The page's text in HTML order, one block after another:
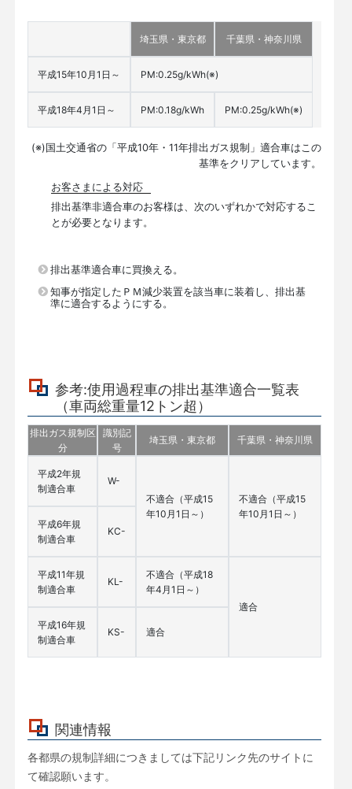
埼玉県・東京都 千葉県・神奈川県
平成15年10月1日～ PM:0.25g/kWh(※)
平成18年4月1日～ PM:0.18g/kWh PM:0.25g/kWh(※)
(※) 国土交通省の「平成10年・11年排出ガス規制」適合車はこの
基準をクリアしています。
お客さまによる対応
排出基準非適合車のお客様は、次のいずれかで対応するこ
とが必要となります。
排出基準適合車に買換える。
知事が指定したＰＭ減少装置を該当車に装着し、排出基
準に適合するようにする。
参考:使用過程車の排出基準適合一覧表
（車両総重量12トン超）
排出ガス規制区
分
識別記
号
埼玉県・東京都 千葉県・神奈川県
平成2年規
制適合車
W-
不適合（平成15
年10月1日～）
不適合（平成15
年10月1日～）
平成6年規
制適合車
KC-
平成11年規
制適合車
KL-
不適合（平成18
年4月1日～）
適合
平成16年規
制適合車
KS- 適合
関連情報
各都県の規制詳細につきましては下記リンク先のサイトに
て確認願います。